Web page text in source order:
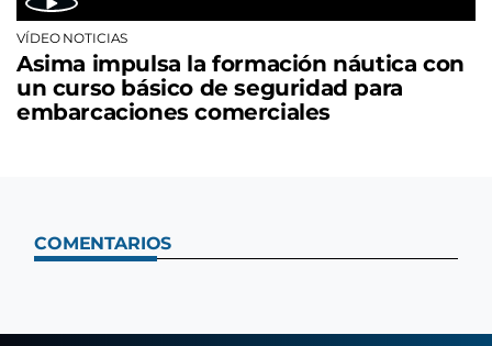
VÍDEO NOTICIAS
Asima impulsa la formación náutica con
un curso básico de seguridad para
embarcaciones comerciales
COMENTARIOS